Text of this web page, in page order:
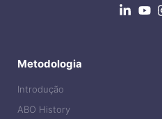
Metodologia
Introdução
ABO History